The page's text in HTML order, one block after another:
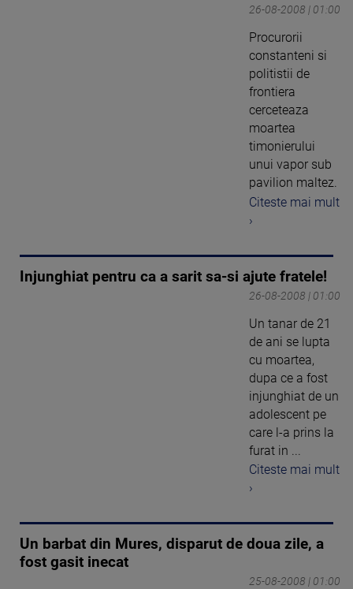
26-08-2008 | 01:00
Procurorii
constanteni si
politistii de
frontiera
cerceteaza
moartea
timonierului
unui vapor sub
pavilion maltez.
Citeste mai mult
›
Injunghiat pentru ca a sarit sa-si ajute fratele!
26-08-2008 | 01:00
Un tanar de 21
de ani se lupta
cu moartea,
dupa ce a fost
injunghiat de un
adolescent pe
care l-a prins la
furat in ...
Citeste mai mult
›
Un barbat din Mures, disparut de doua zile, a
fost gasit inecat
25-08-2008 | 01:00